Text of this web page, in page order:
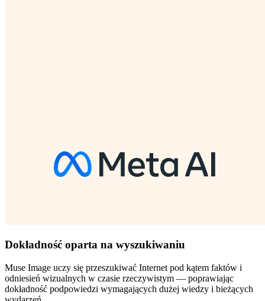
Dokładność oparta na wyszukiwaniu
Muse Image uczy się przeszukiwać Internet pod kątem faktów i
odniesień wizualnych w czasie rzeczywistym — poprawiając
dokładność podpowiedzi wymagających dużej wiedzy i bieżących